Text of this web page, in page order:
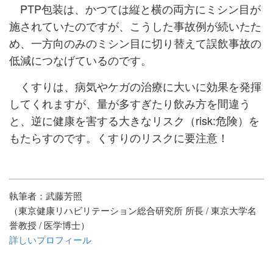
PTP包装は、かつては縦と横の両方にミシン目が
施されていたのですが、こうした事故例が続いたた
め、一方向のみのミシン目に切り替えて誤飲事故の
低減につなげているのです。
くすりは、病気やケガの治療に大いに効果を発揮
してくれますが、量が多すぎたり飲み方を間違う
と、逆に健康を害する大きなリスク（risk:危険）を
もたらすのです。くすりのリスクに要注意！
執筆者：武藤芳照
（東京健康リハビリテーション総合研究所 所長 / 東京大学名
誉教授 / 医学博士）
詳しいプロフィール